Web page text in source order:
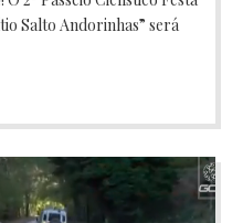
Salto Andorinhas” será